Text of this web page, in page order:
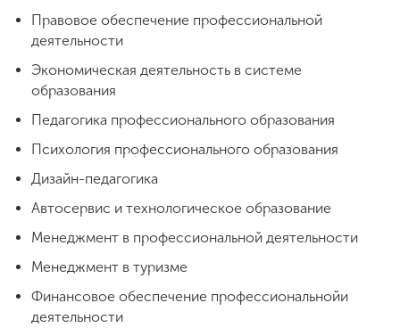
Правовое обеспечение профессиональной
деятельности
Экономическая деятельность в системе
образования
Педагогика профессионального образования
Психология профессионального образования
Дизайн-педагогика
Автосервис и технологическое образование
Менеджмент в профессиональной деятельности
Менеджмент в туризме
Финансовое обеспечение профессиональнойи
деятельности